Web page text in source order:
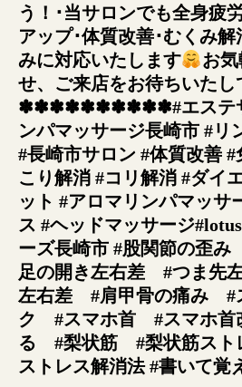
う！･当サロンでも全身疲
アップ･体質改善･むくみ
みに対応いたします
お
せ、ご来店をお待ちいたし
✽✽✽✽✽✽✽✽✽✽#エステサ
ンパマッサージ長崎市 #リ
#長崎市サロン #体質改善
こり解消 #コリ解消 #ダイ
ット #アロマリンパマッサ
ス #ヘッドマッサージ
ーズ長崎市 #股関節の歪
足の開き左右差 #つま先
左右差 #肩甲骨の痛み #
ク #スマホ首 #スマホ首
る #梨状筋 #梨状筋スト
ストレス解消法 #書いて覚